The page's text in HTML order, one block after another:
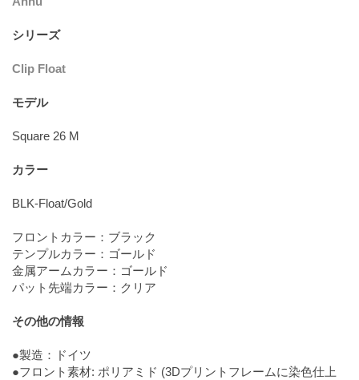
シリーズ
Clip Float
モデル
Square 26 M
カラー
BLK-Float/Gold
フロントカラー：ブラック
テンプルカラー：ゴールド
金属アームカラー：ゴールド
パット先端カラー：クリア
その他の情報
●製造：ドイツ
●フロント素材: ポリアミド (3Dプリントフレームに染色仕上